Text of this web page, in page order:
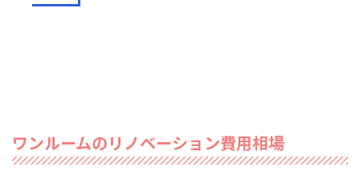
ワンルームのリノベーション費用相場